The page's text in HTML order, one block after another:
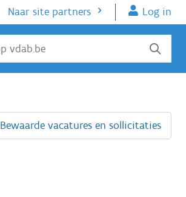
Naar site partners Log in
Bewaarde vacatures en sollicitaties